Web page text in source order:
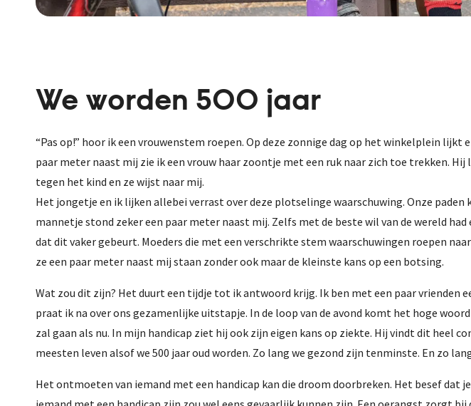
We worden 500 jaar
“Pas op!” hoor ik een vrouwenstem roepen. Op deze zonnige dag op het winkelplein lijkt
paar meter naast mij zie ik een vrouw haar zoontje met een ruk naar zich toe trekken.
tegen het kind en ze wijst naar mij.
Het jongetje en ik lijken allebei verrast over deze plotselinge waarschuwing. Onze
mannetje stond zeker een paar meter naast mij. Zelfs met de beste wil van de wereld
dat dit vaker gebeurt. Moeders die met een verschrikte stem waarschuwingen roepen
ze een paar meter naast mij staan zonder ook maar de kleinste kans op een botsing.
Wat zou dit zijn? Het duurt een tijdje tot ik antwoord krijg. Ik ben met een paar vrienden
praat ik na over ons gezamenlijke uitstapje. In de loop van de avond komt het hoge
zal gaan als nu. In mijn handicap ziet hij ook zijn eigen kans op ziekte. Hij vindt dit heel
meesten leven alsof we 500 jaar oud worden. Zo lang we gezond zijn tenminste. En zo
Het ontmoeten van iemand met een handicap kan die droom doorbreken. Het besef